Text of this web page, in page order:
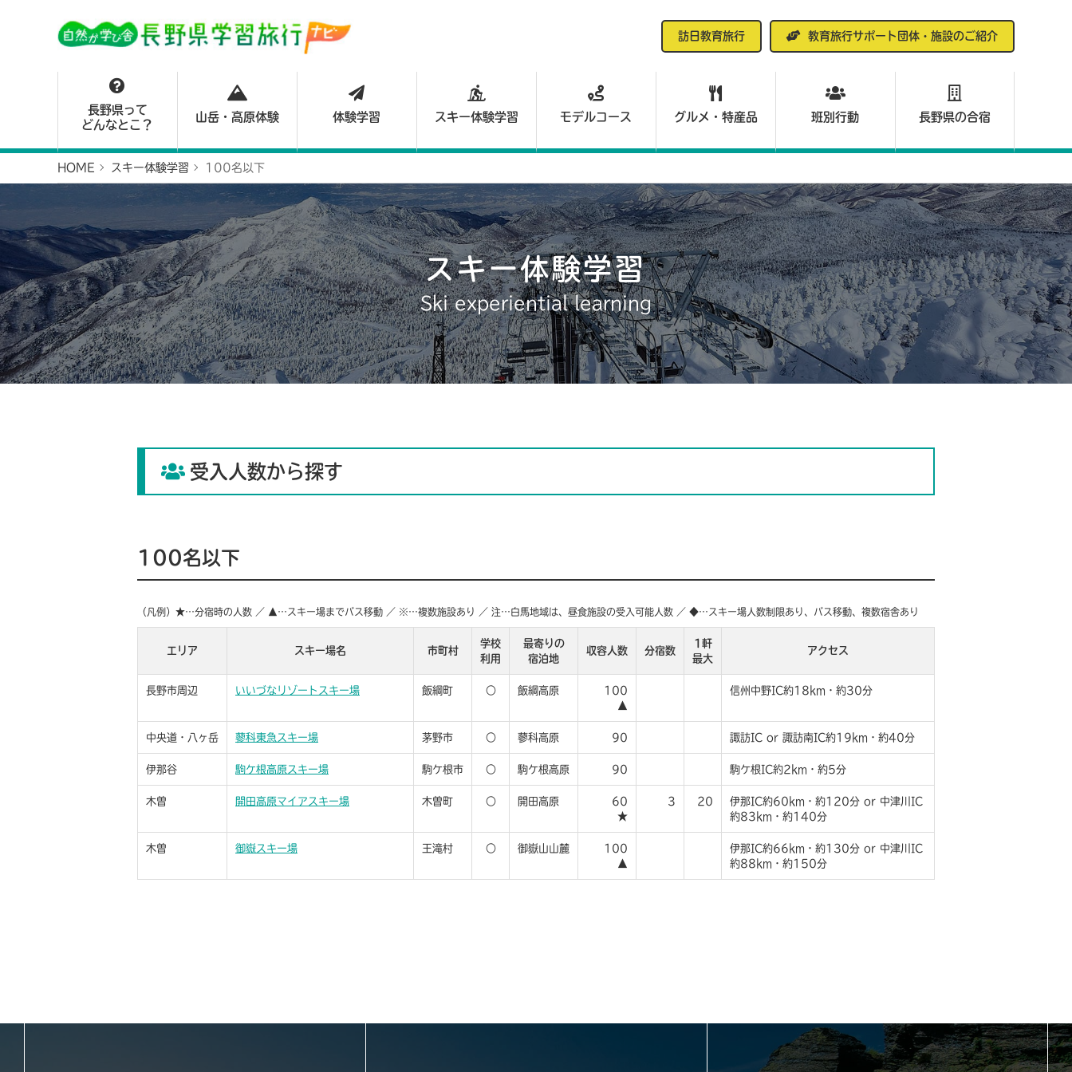
訪日教育旅行 教育旅行サポート団体・施設のご紹介
長野県って
どんなとこ？
山岳・高原体験 体験学習 スキー体験学習 モデルコース グルメ・特産品 班別行動 長野県の合宿
HOME スキー体験学習 100名以下
スキー体験学習
Ski experiential learning
受入人数から探す
100名以下
（凡例）★…分宿時の人数 ／ ▲…スキー場までバス移動 ／ ※…複数施設あり ／ 注…白馬地域は、昼食施設の受入可能人数 ／ ◆…スキー場人数制限あり、バス移動、複数宿舎あり
エリア スキー場名 市町村
学校
利用
最寄りの
宿泊地
収容人数 分宿数
1軒
最大
アクセス
長野市周辺 いいづなリゾートスキー場 飯綱町 ○ 飯綱高原
100
▲
信州中野IC約18km・約30分
中央道・八ヶ岳 蓼科東急スキー場 茅野市 ○ 蓼科高原 90 諏訪IC or 諏訪南IC約19km・約40分
伊那谷 駒ケ根高原スキー場 駒ケ根市 ○ 駒ケ根高原 90 駒ケ根IC約2km・約5分
木曽 開田高原マイアスキー場 木曽町 ○ 開田高原
60
★
3 20
伊那IC約60km・約120分 or 中津川IC
約83km・約140分
木曽 御嶽スキー場 王滝村 ○ 御嶽山山麓
100
▲
伊那IC約66km・約130分 or 中津川IC
約88km・約150分